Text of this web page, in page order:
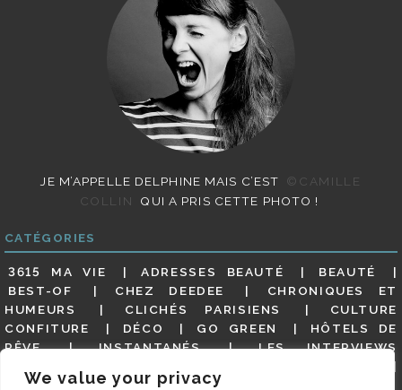
We value your privacy
JE M’APPELLE DELPHINE MAIS C’EST
©CAMILLE
COLLIN
QUI A PRIS CETTE PHOTO !
CATÉGORIES
3615 MA VIE ADRESSES BEAUTÉ
BEAUTÉ
BEST-OF
CHEZ DEEDEE
CHRONIQUES ET
HUMEURS
CLICHÉS PARISIENS
CULTURE
CONFITURE
DÉCO GO GREEN
HÔTELS DE
RÊVE
INSTANTANÉS
LES INTERVIEWS
MES ADRESSES
MODE